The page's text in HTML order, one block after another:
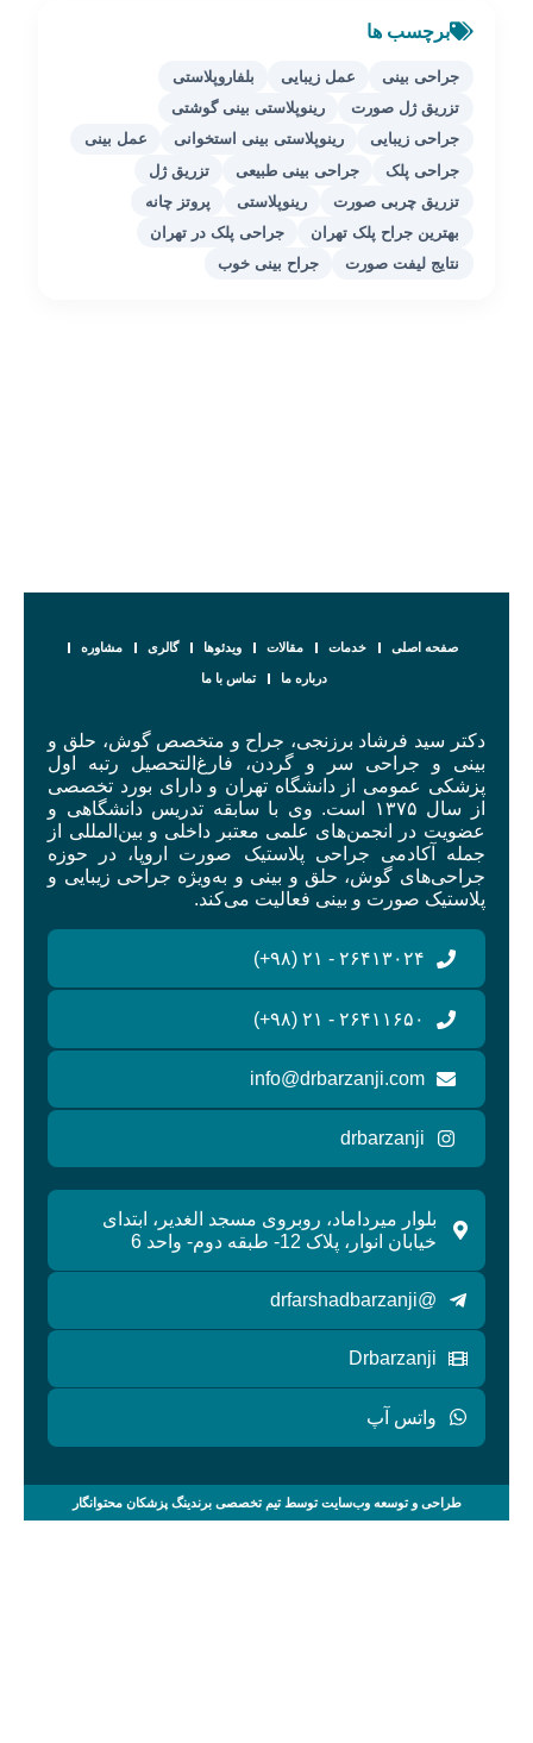
برچسب ها
جراحی بینی عمل زیبایی
بلفاروپلاستی
تزریق ژل صورت
رینوپلاستی بینی گوشتی
جراحی زیبایی
رینوپلاستی بینی استخوانی
عمل بینی
جراحی پلک
جراحی بینی طبیعی
تزریق ژل
تزریق چربی صورت
رینوپلاستی
پروتز چانه
بهترین جراح پلک تهران
جراحی پلک در تهران
نتایج لیفت صورت
جراح بینی خوب
صفحه اصلی خدمات مقالات ویدئوها گالری مشاوره
درباره ما تماس با ما
دکتر سید فرشاد برزنجی، جراح و متخصص گوش، حلق و
بینی و جراحی سر و گردن، فارغ‌التحصیل رتبه اول
پزشکی عمومی از دانشگاه تهران و دارای بورد تخصصی
از سال ۱۳۷۵ است. وی با سابقه تدریس دانشگاهی و
عضویت در انجمن‌های علمی معتبر داخلی و بین‌المللی از
جمله آکادمی جراحی پلاستیک صورت اروپا، در حوزه
جراحی‌های گوش، حلق و بینی و به‌ویژه جراحی زیبایی و
پلاستیک صورت و بینی فعالیت می‌کند.
۲۶۴۱۳۰۲۴ - ۲۱ (۹۸+)
۲۶۴۱۱۶۵۰ - ۲۱ (۹۸+)
info@drbarzanji.com
drbarzanji
بلوار میرداماد، روبروی مسجد الغدیر، ابتدای
خیابان انوار، پلاک 12- طبقه دوم- واحد 6
@drfarshadbarzanji
Drbarzanji
واتس آپ
طراحی و توسعه وب‌سایت توسط تیم تخصصی برندینگ پزشکان محتوانگار